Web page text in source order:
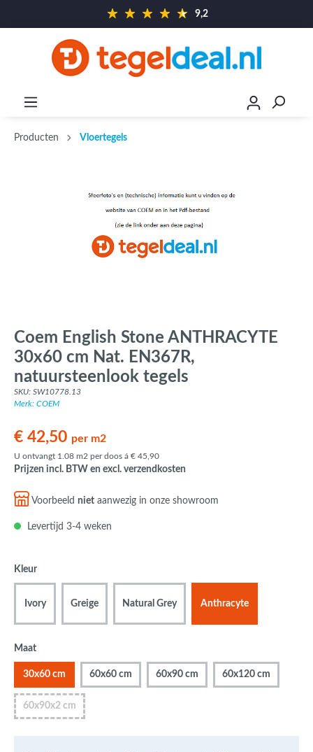
9,2
Producten Vloertegels
Coem English Stone ANTHRACYTE
30x60 cm Nat. EN367R,
natuursteenlook tegels
SKU: SW10778.13
Merk: COEM
€ 42,50 per m2
U ontvangt 1.08 m2 per doos á € 45,90
Prijzen incl. BTW en excl. verzendkosten
Voorbeeld niet aanwezig in onze showroom
Levertijd 3-4 weken
Kleur
Ivory Greige Natural Grey Anthracyte
Maat
30x60 cm 60x60 cm 60x90 cm 60x120 cm
60x90x2 cm